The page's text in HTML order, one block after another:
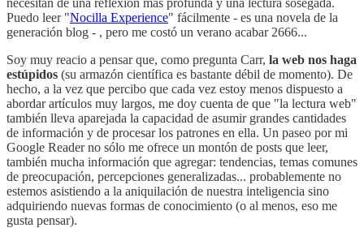
Puedo leer "Nocilla Experience" fácilmente - es una novela de la
generación blog - , pero me costó un verano acabar 2666...
Soy muy reacio a pensar que, como pregunta Carr, la web nos haga
estúpidos (su armazón científica es bastante débil de momento). De
hecho, a la vez que percibo que cada vez estoy menos dispuesto a
abordar artículos muy largos, me doy cuenta de que "la lectura web"
también lleva aparejada la capacidad de asumir grandes cantidades
de información y de procesar los patrones en ella. Un paseo por mi
Google Reader no sólo me ofrece un montón de posts que leer,
también mucha información que agregar: tendencias, temas comunes
de preocupación, percepciones generalizadas... probablemente no
estemos asistiendo a la aniquilación de nuestra inteligencia sino
adquiriendo nuevas formas de conocimiento (o al menos, eso me
gusta pensar).